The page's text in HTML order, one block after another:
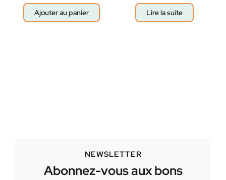
Ajouter au panier Lire la suite
NEWSLETTER
Abonnez-vous aux bons